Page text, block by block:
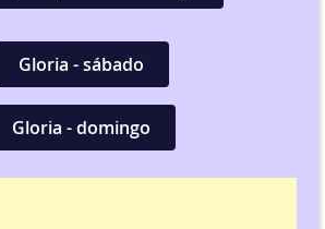
Gloria - sábado
Gloria - domingo